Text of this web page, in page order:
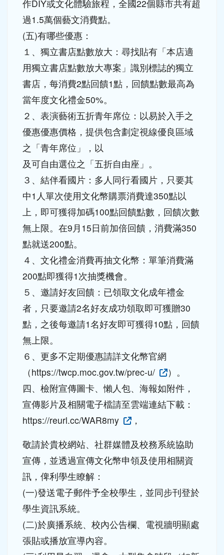
作DIY或文化體驗旅程，全國22個縣市共有超
過1.5萬個藝文消費點。
(五)有哪些優惠：
１、獨立書店點數放大：尋找貼有「本店適
用獨立書店點數放大專案」識別標誌的獨立
書店，每消費2點回饋1點，回饋點數最高為
當年度文化禮金50%。
２、表演藝術五折青年席位：以易於入手之
優惠優惠價格，提供包含劃定視線優良區域
之「青年席位」，以
及可自由選位之「五折自由座」。
３、結伴看國片：多人同行看國片，只要其
中1人單次使用文化幣購票消費達350點以
上，即可獲得加碼100點回饋點數，回饋次數
無上限。在9月15日前加倍回饋，消費滿350
點就送200點。
４、文化禮金消費再抽文化幣：單筆消費滿
200點即獲得1次抽獎機會。
５、邀請好友回饋：已領取文化成年禮金
者，只要邀請2名好友成功領取即可獲贈30
點，之後每邀請1名好友即可獲得10點，回饋
無上限。
６、更多不定期優惠請詳文化幣官網
（https://twcp.moc.gov.tw/prec-u/
）。
四、檢附宣傳圖卡、懶人包、海報如附件，
宣傳影片及相關電子檔請至雲端連結下載：
https://reurl.cc/WAR8my
，
敬請於貴校網站、社群媒體及校務系統協助
宣傳，並透過宣傳文化幣申領及使用相關資
訊，俾利學生瞭解：
(一)發送電子郵件予全校學生，並同步刊登於
學生資訊系統。
(二)於廣播系統、校內公告欄、電視牆明顯處
張貼或播放宣導內容。